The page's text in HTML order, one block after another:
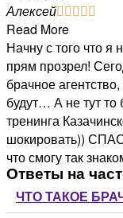
Алексей    
Read More
Начну с того что
прям прозрел!
брачное
будут… А не тут
тренинга
шокировать))
что смогу так
Ответы на
ЧТО ТАКОЕ